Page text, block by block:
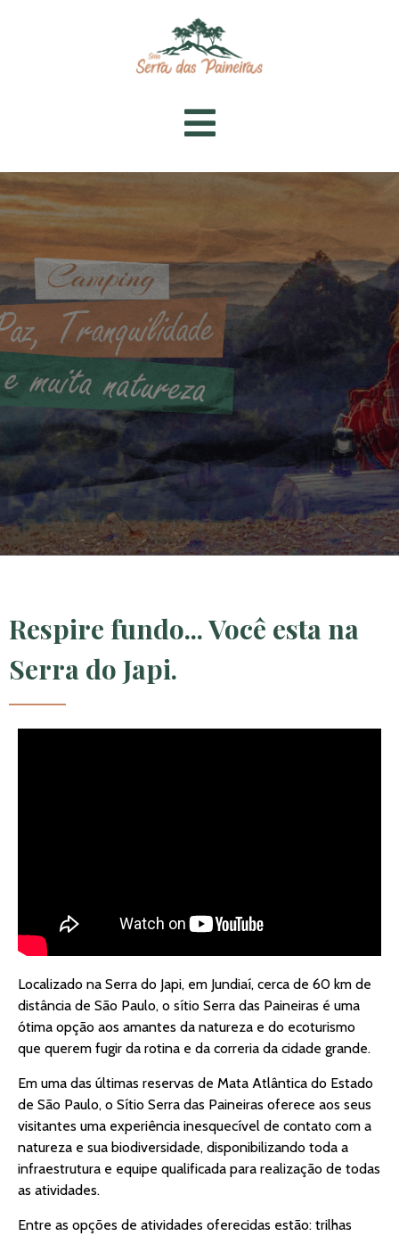
Respire fundo... Você esta na
Serra do Japi.
Localizado na Serra do Japi, em Jundiaí, cerca de 60 km de
distância de São Paulo, o sítio Serra das Paineiras é uma
ótima opção aos amantes da natureza e do ecoturismo
que querem fugir da rotina e da correria da cidade grande.
Em uma das últimas reservas de Mata Atlântica do Estado
de São Paulo, o Sítio Serra das Paineiras oferece aos seus
visitantes uma experiência inesquecível de contato com a
natureza e sua biodiversidade, disponibilizando toda a
infraestrutura e equipe qualificada para realização de todas
as atividades.
Entre as opções de atividades oferecidas estão: trilhas